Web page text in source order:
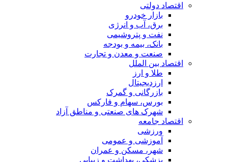
اقتصاد دولتی
بازار خودرو
برق، آب و انرژی
نفت و پتروشیمی
بانک، بیمه و بودجه
صنعت و معدن و تجارت
اقتصاد بین الملل
طلا و ارز
ارزدیجیتال
بازرگانی و گمرک
بورس، سهام و فارکس
شهرک های صنعتی و مناطق آزاد
اقتصاد جامعه
ورزشی
آموزشی و عمومی
شهر، مسکن و عمران
پزشکی، بهداشت و زیبایی